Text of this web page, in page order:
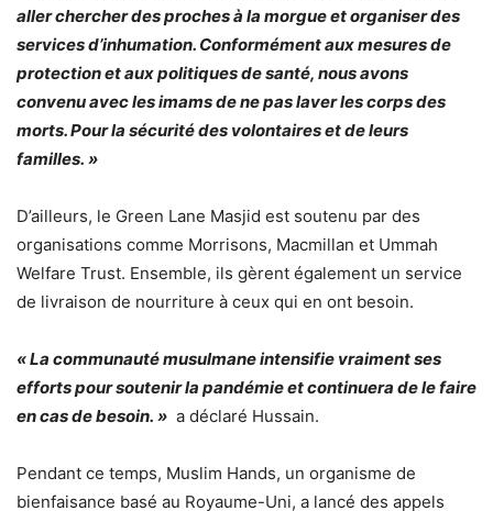
aller chercher des proches à la morgue et organiser des
services d’inhumation. Conformément aux mesures de
protection et aux politiques de santé, nous avons
convenu avec les imams de ne pas laver les corps des
morts. Pour la sécurité des volontaires et de leurs
familles. »
D’ailleurs, le Green Lane Masjid est soutenu par des
organisations comme Morrisons, Macmillan et Ummah
Welfare Trust. Ensemble, ils gèrent également un service
de livraison de nourriture à ceux qui en ont besoin.
« La communauté musulmane intensifie vraiment ses
efforts pour soutenir la pandémie et continuera de le faire
en cas de besoin. » a déclaré Hussain.
Pendant ce temps, Muslim Hands, un organisme de
bienfaisance basé au Royaume-Uni, a lancé des appels